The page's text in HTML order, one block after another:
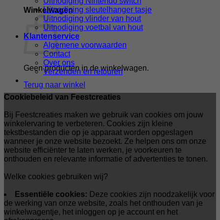
Winkelwagen
Geen producten in de winkelwagen.
Terug naar winkel
Uitnodiging sleutelhanger tasje
Uitnodiging vlinder van hout
Uitnodiging voetbal van hout
Klantenservice
Algemene voorwaarden
Contact
Over ons
Verzenden en retouren
Cookiebeleid van Feestcreaties
Bij Feestcreaties maken we gebruik van cookies om jouw
winkelervaring te verbeteren. Cookies zijn kleine
tekstbestanden die op je apparaat worden opgeslagen
wanneer je onze website bezoekt. Ze helpen ons om onze
website efficiënter te laten werken, je voorkeuren te
onthouden en relevante informatie of advertenties te tonen.
Welke cookies gebruiken wij?
Essentiële cookies: Deze cookies zijn noodzakelijk voor
de werking van onze website, zoals het onthouden van je
winkelwagentje, het inloggen op je account en het